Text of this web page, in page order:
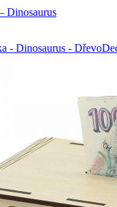
Dinosaurus